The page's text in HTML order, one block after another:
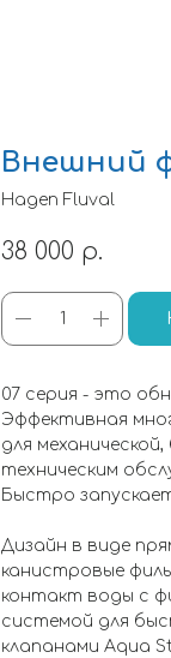
Внешний
Hagen Fluval
38 000 р.
07 серия - это
Эффективная
для
техническим
Быстро
Дизайн в виде
канистровые
контакт воды с
системой для
клапанами Aqua